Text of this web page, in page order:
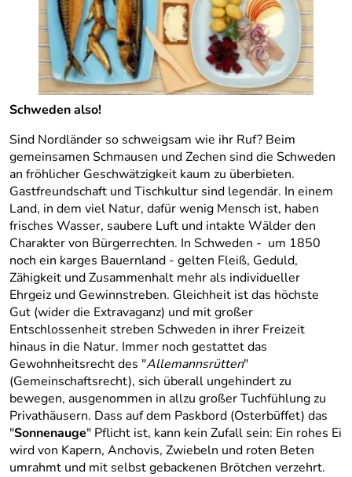
Schweden also!
Sind Nordländer so schweigsam wie ihr Ruf? Beim
gemeinsamen Schmausen und Zechen sind die Schweden
an fröhlicher Geschwätzigkeit kaum zu überbieten.
Gastfreundschaft und Tischkultur sind legendär. In einem
Land, in dem viel Natur, dafür wenig Mensch ist, haben
frisches Wasser, saubere Luft und intakte Wälder den
Charakter von Bürgerrechten. In Schweden - um 1850
noch ein karges Bauernland - gelten Fleiß, Geduld,
Zähigkeit und Zusammenhalt mehr als individueller
Ehrgeiz und Gewinnstreben. Gleichheit ist das höchste
Gut (wider die Extravaganz) und mit großer
Entschlossenheit streben Schweden in ihrer Freizeit
hinaus in die Natur. Immer noch gestattet das
Gewohnheitsrecht des "Allemannsrütten"
(Gemeinschaftsrecht), sich überall ungehindert zu
bewegen, ausgenommen in allzu großer Tuchfühlung zu
Privathäusern. Dass auf dem Paskbord (Osterbüffet) das
"Sonnenauge" Pflicht ist, kann kein Zufall sein: Ein rohes Ei
wird von Kapern, Anchovis, Zwiebeln und roten Beten
umrahmt und mit selbst gebackenen Brötchen verzehrt.